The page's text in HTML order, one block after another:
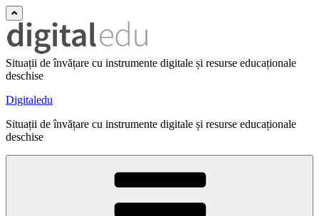
Situații de învățare cu instrumente digitale și resurse educaționale
deschise
Digitaledu
Situații de învățare cu instrumente digitale și resurse educaționale
deschise